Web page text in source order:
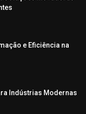
e Eficiência na
Indústrias Modernas